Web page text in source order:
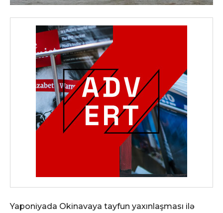
Yaponiyada Okinavaya tayfun yaxınlaşması ilə